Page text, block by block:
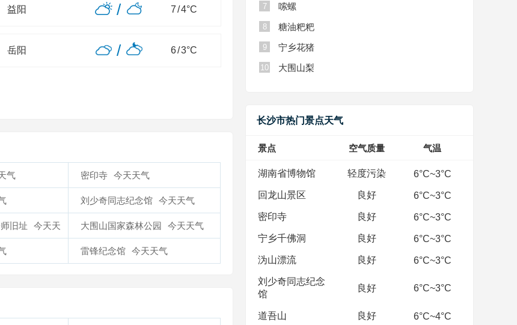
益阳 / 7/4°C
岳阳 / 6/3°C
气 密印寺 今天天气
刘少奇同志纪念馆 今天天气
旧址 今天天 大围山国家森林公园 今天天气
雷锋纪念馆 今天天气
7 嗦螺
8 糖油粑粑
9 宁乡花猪
10 大围山梨
长沙市热门景点天气
景点 空气质量 气温
湖南省博物馆 轻度污染 6°C~3°C
回龙山景区 良好 6°C~3°C
密印寺 良好 6°C~3°C
宁乡千佛洞 良好 6°C~3°C
沩山漂流 良好 6°C~3°C
刘少奇同志纪念
馆
良好 6°C~3°C
道吾山 良好 6°C~4°C